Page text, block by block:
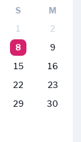
S
M
1
2
8
9
15
16
22
23
29
30